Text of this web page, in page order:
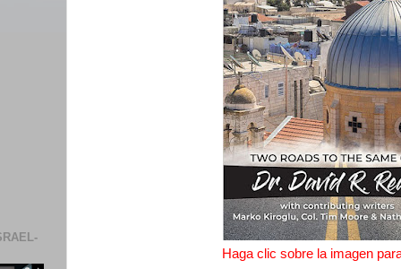
Haga clic sobre la imagen